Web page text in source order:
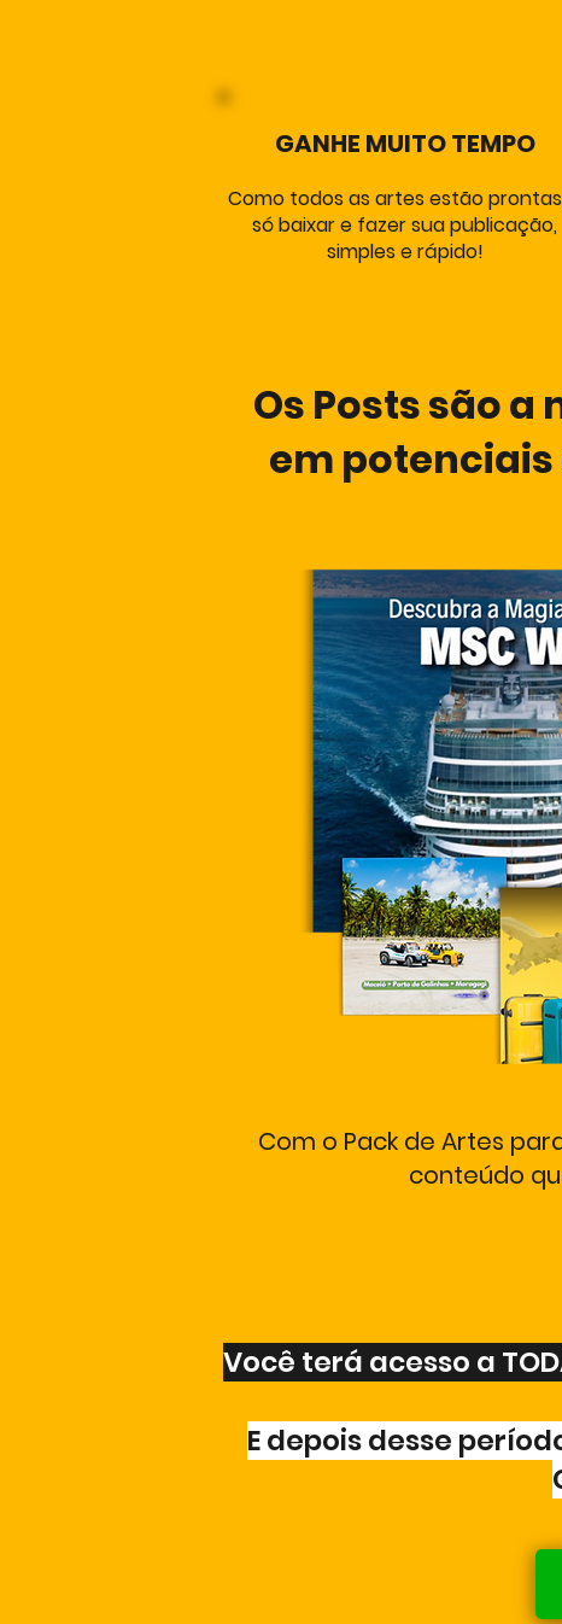
GANHE MUITO TEMPO
Como todos as artes estão
só baixar e fazer sua publicação,
simples e rápido!
Os Posts são
em
Com o Pack de Artes
conteúdo
Você terá acesso a
E depois desse